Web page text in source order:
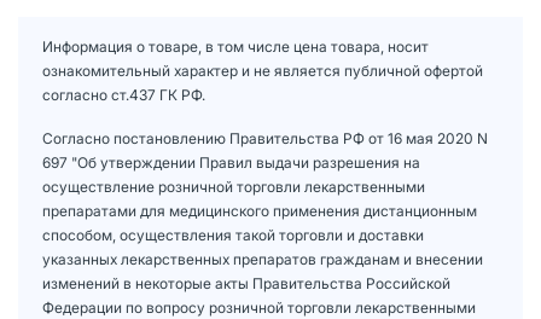
Информация о товаре, в том числе цена товара, носит
ознакомительный характер и не является публичной офертой
согласно ст.437 ГК РФ.
Согласно постановлению Правительства РФ от 16 мая 2020 N
697 "Об утверждении Правил выдачи разрешения на
осуществление розничной торговли лекарственными
препаратами для медицинского применения дистанционным
способом, осуществления такой торговли и доставки
указанных лекарственных препаратов гражданам и внесении
изменений в некоторые акты Правительства Российской
Федерации по вопросу розничной торговли лекарственными